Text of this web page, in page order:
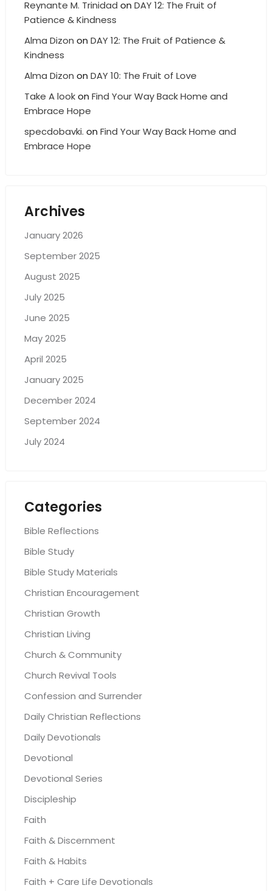
Reynante M. Trinidad on DAY 12: The Fruit of
Patience & Kindness
Alma Dizon on DAY 12: The Fruit of Patience &
Kindness
Alma Dizon on DAY 10: The Fruit of Love
Take A lookon Find Your Way Back Home and
Embrace Hope
specdobavki. on Find Your Way Back Home and
Embrace Hope
Archives
January 2026
September 2025
August 2025
July 2025
June 2025
May 2025
April 2025
January 2025
December 2024
September 2024
July 2024
Categories
Bible Reflections
Bible Study
Bible Study Materials
Christian Encouragement
Christian Growth
Christian Living
Church & Community
Church Revival Tools
Confession and Surrender
Daily Christian Reflections
Daily Devotionals
Devotional
Devotional Series
Discipleship
Faith
Faith & Discernment
Faith & Habits
Faith + Care Life Devotionals